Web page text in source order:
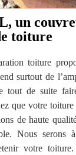
un
toiture
toiture
surtout de
tout de suite
que votre
de haute
Nous serons
votre